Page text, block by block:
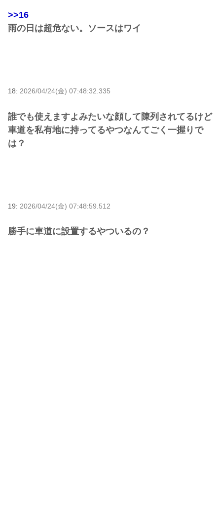
>>16
雨の日は超危ない。ソースはワイ
18: 2026/04/24(金) 07:48:32.335
誰でも使えますよみたいな顔して陳列されてるけど
車道を私有地に持ってるやつなんてごく一握りで
は？
19: 2026/04/24(金) 07:48:59.512
勝手に車道に設置するやついるの？